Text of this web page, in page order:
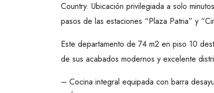
Country. Ubicación privilegiada a solo
pasos de las estaciones “Plaza Patria” y
Este departamento de 74 m2 en piso 10
de sus acabados modernos y excelente
– Cocina integral equipada con barra